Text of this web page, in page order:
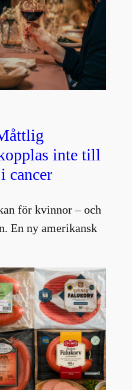
inte till
cancer
för kvinnor – och
En ny amerikansk